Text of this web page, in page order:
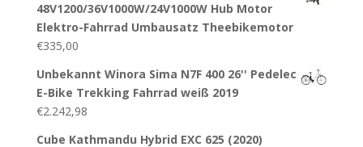
48V1200/36V1000W/24V1000W Hub Motor
Elektro-Fahrrad Umbausatz Theebikemotor
€335,00
Unbekannt Winora Sima N7F 400 26'' Pedelec
E-Bike Trekking Fahrrad weiß 2019
€2.242,98
Cube Kathmandu Hybrid EXC 625 (2020)